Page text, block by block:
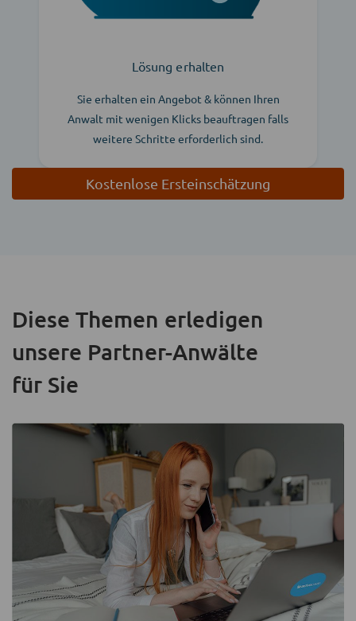
Lösung erhalten
Sie erhalten ein Angebot & können Ihren
Anwalt mit wenigen Klicks beauftragen falls
weitere Schritte erforderlich sind.
Kostenlose Ersteinschätzung
Diese Themen erledigen
unsere Partner-Anwälte
für Sie